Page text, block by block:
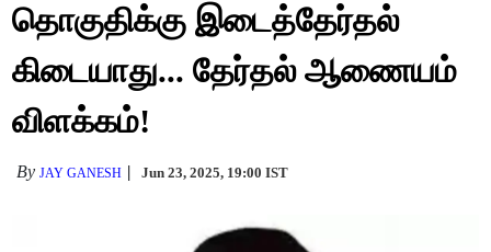
தொகுதிக்கு இடைத்தேர்தல்
கிடையாது... தேர்தல் ஆணையம்
விளக்கம்!
ByJAY GANESH Jun 23, 2025, 19:00 IST